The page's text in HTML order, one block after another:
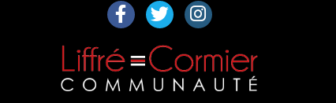
Lien vers le compte Facebook
Lien vers le compte Twitter
Lien vers le compte